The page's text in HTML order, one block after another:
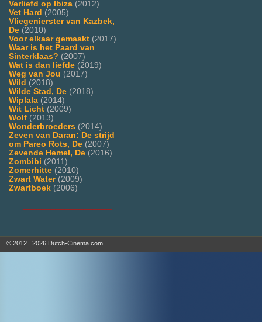
Verliefd op Ibiza (2012)
Vet Hard (2005)
Vliegenierster van Kazbek,
De (2010)
Voor elkaar gemaakt (2017)
Waar is het Paard van
Sinterklaas? (2007)
Wat is dan liefde (2019)
Weg van Jou (2017)
Wild (2018)
Wilde Stad, De (2018)
Wiplala (2014)
Wit Licht (2009)
Wolf (2013)
Wonderbroeders (2014)
Zeven van Daran: De strijd
om Pareo Rots, De (2007)
Zevende Hemel, De (2016)
Zombibi (2011)
Zomerhitte (2010)
Zwart Water(2009)
Zwartboek (2006)
© 2012...2026 Dutch-Cinema.com